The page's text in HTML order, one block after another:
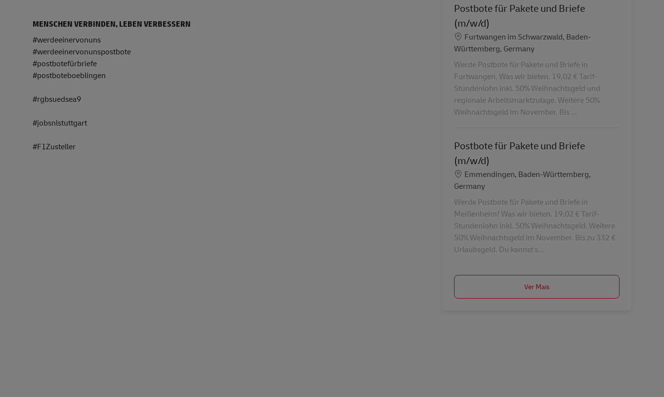
MENSCHEN VERBINDEN, LEBEN VERBESSERN
#werdeeinervonuns
#werdeeinervonunspostbote
#postbotefürbriefe
#postboteboeblingen
#rgbsuedsea9
#jobsnlstuttgart
#F1Zusteller
Postbote für Pakete und Briefe
(m/w/d)
Localização
Furtwangen im Schwarzwald, Baden-
Württemberg, Germany
Werde Postbote für Pakete und Briefe in
Furtwangen. Was wir bieten. 19,02 € Tarif-
Stundenlohn inkl. 50% Weihnachtsgeld und
regionale Arbeitsmarktzulage. Weitere 50%
Weihnachtsgeld im November. Bis ...
Postbote für Pakete und Briefe
(m/w/d)
Localização
Emmendingen, Baden-Württemberg,
Germany
Werde Postbote für Pakete und Briefe in
Meißenheim! Was wir bieten. 19,02 € Tarif-
Stundenlohn inkl. 50% Weihnachtsgeld. Weitere
50% Weihnachtsgeld im November. Bis zu 332 €
Urlaubsgeld. Du kannst s...
Ver Mais